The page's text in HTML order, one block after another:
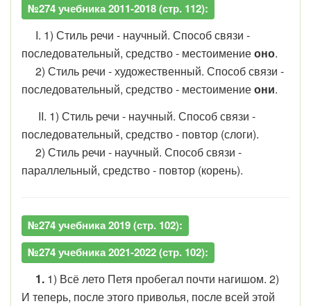
№274 учебника 2011-2018 (стр. 112):
I. 1) Стиль речи - научный. Способ связи -
последовательный, средство - местоимениеоно.
2) Стиль речи - художественный. Способ связи -
последовательный, средство - местоимениеони.
II. 1) Стиль речи - научный. Способ связи -
последовательный, средство - повтор (слоги).
2) Стиль речи - научный. Способ связи -
параллельный, средство - повтор (корень).
№274 учебника 2019 (стр. 102):
№274 учебника 2021-2022 (стр. 102):
1. 1) Всё лето Петя пробегал почти нагишом. 2)
И теперь, после этого приволья, после всей этой